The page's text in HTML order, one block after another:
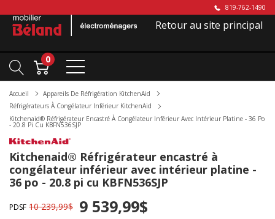
819-762-1490
Retour au site principal
0
Accueil
Appareils De Réfrigération KitchenAid
Réfrigérateurs À Congélateur Inférieur KitchenAid
Kitchenaid® Réfrigérateur Encastré À Congélateur Inférieur Avec Intérieur Platine - 36 Po
- 20.8 Pi Cu KBFN536SJP
Kitchenaid® Réfrigérateur encastré à
congélateur inférieur avec intérieur platine -
36 po - 20.8 pi cu KBFN536SJP
PDSF 10 239,99$ 9 539,99$